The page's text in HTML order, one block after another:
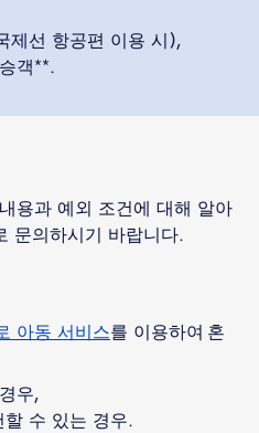
제선 항공편 이용 시),
객**.
용과 예외 조건에 대해 알아
문의하시기 바랍니다.
아동 서비스를 이용하여 혼
우,
할 수 있는 경우.